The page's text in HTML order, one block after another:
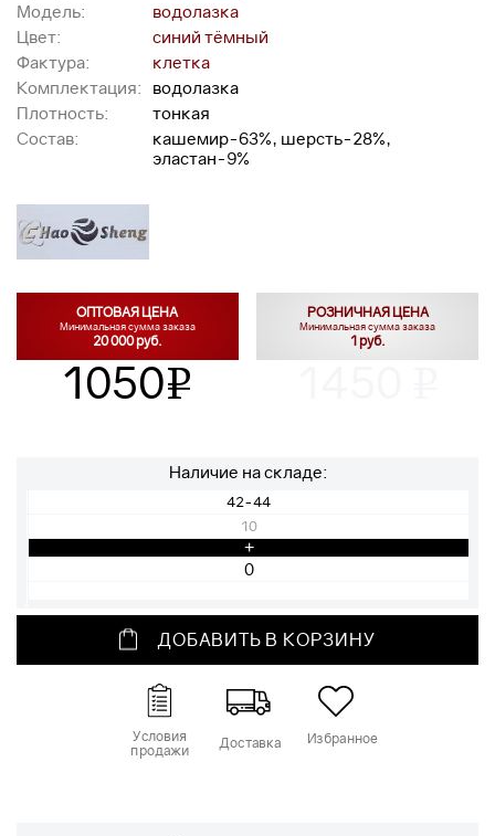
Модель:
водолазка
Цвет:
синий тёмный
Фактура:
клетка
Комплектация:
водолазка
Плотность:
тонкая
Состав:
кашемир-63%, шерсть-28%,
эластан-9%
ОПТОВАЯ ЦЕНА
Минимальная сумма заказа
20 000 руб.
1050v
РОЗНИЧНАЯ ЦЕНА
Минимальная сумма заказа
1 руб.
Наличие на складе:
42-44
10
+
ДОБАВИТЬ В КОРЗИНУ
Условия
продажи Доставка Избранное